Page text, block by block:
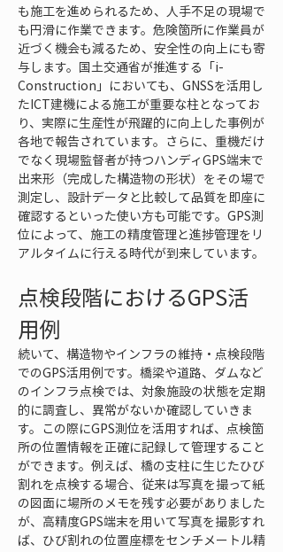
も施工を進められるため、人手不足の現場で
も円滑に作業できます。危険箇所に作業員が
近づく機会も減るため、安全性の向上にも寄
与します。国土交通省が推進する「i-
Construction」においても、GNSSを活用し
たICT建機による施工が重要な柱となってお
り、実際に生産性が飛躍的に向上した事例が
各地で報告されています。さらに、重機だけ
でなく現場監督者が持つハンディGPS端末で
出来形（完成した構造物の形状）をその場で
測定し、設計データと比較して品質を即座に
確認するといった使い方も可能です。GPS測
位によって、施工の精度管理と進捗管理をリ
アルタイムに行える時代が到来しています。
点検段階におけるGPS活
用例
続いて、構造物やインフラの維持・点検段階
でのGPS活用例です。橋梁や道路、ダムなど
のインフラ点検では、対象施設の状態を定期
的に調査し、異常がないか確認していきま
す。この際にGPS測位を活用すれば、点検箇
所の位置情報を正確に記録して管理すること
ができます。例えば、橋の支柱に生じたひび
割れを点検する場合、従来は写真を撮って紙
の図面に場所のメモを残す必要がありました
が、高精度GPS端末を用いて写真を撮影すれ
ば、ひび割れの位置座標をセンチメートル精